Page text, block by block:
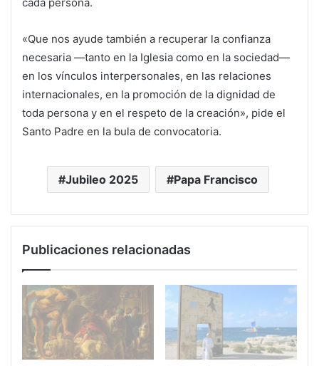
cada persona.
«Que nos ayude también a recuperar la confianza
necesaria —tanto en la Iglesia como en la sociedad—
en los vínculos interpersonales, en las relaciones
internacionales, en la promoción de la dignidad de
toda persona y en el respeto de la creación», pide el
Santo Padre en la bula de convocatoria.
Jubileo 2025 Papa Francisco
Publicaciones relacionadas